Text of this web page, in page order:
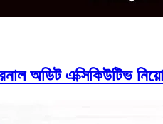
অডিট এক্সিকিউটিভ